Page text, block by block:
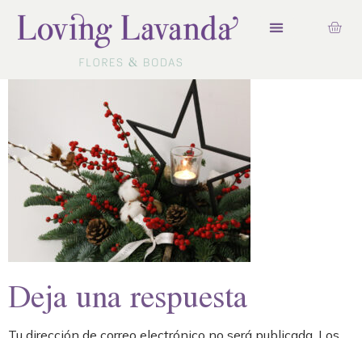
Deja una respuesta